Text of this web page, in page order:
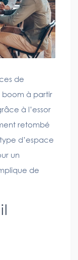
de
à partir
à l’essor
retombé
d’espace
un
de